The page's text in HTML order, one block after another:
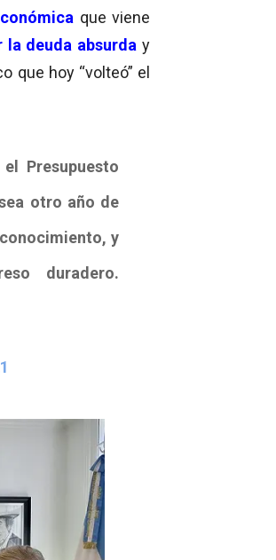
que viene
la deuda absurda y
que hoy “volteó” el
Presupuesto
otro año de
y
duradero.